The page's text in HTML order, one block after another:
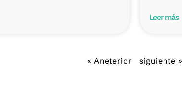
Leer más
« Aneterior siguiente »